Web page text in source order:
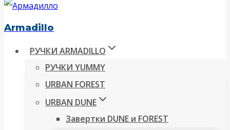
Armadillo
РУЧКИ ARMADILLO
РУЧКИ YUMMY
URBAN FOREST
URBAN DUNE
Завертки DUNE и FOREST